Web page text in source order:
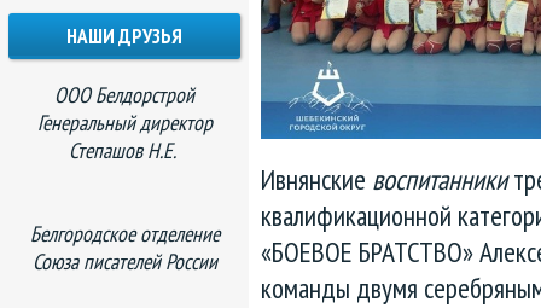
Ивнянские воспитанники
квалификационной
«БОЕВОЕ БРАТСТВО»
команды двумя
НАШИ ДРУЗЬЯ
ООО Белдорстрой
Генеральный директор
Степашов Н.Е.
Белгородское отделение
Союза писателей России